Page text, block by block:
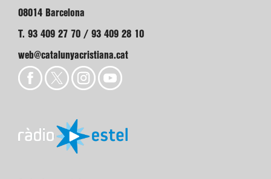
08014 Barcelona
T. 93 409 27 70 / 93 409 28 10
web@catalunyacristiana.cat